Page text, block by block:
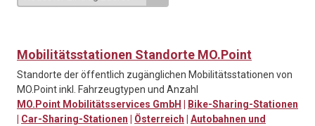
Mobilitätsstationen Standorte MO.Point
Standorte der öffentlich zugänglichen Mobilitätsstationen von
MO.Point inkl. Fahrzeugtypen und Anzahl
MO.Point Mobilitätsservices GmbH
Bike-Sharing-Stationen
Car-Sharing-Stationen Österreich
Autobahnen und